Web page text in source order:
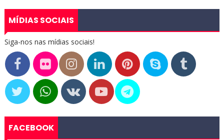
MÍDIAS SOCIAIS
Siga-nos nas mídias sociais!
FACEBOOK